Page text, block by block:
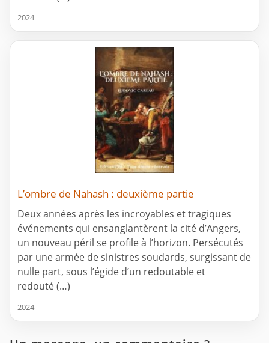
2024
L’ombre de Nahash : deuxième partie
Deux années après les incroyables et tragiques
événements qui ensanglantèrent la cité d’Angers,
un nouveau péril se profile à l’horizon. Persécutés
par une armée de sinistres soudards, surgissant de
nulle part, sous l’égide d’un redoutable et
redouté (…)
2024